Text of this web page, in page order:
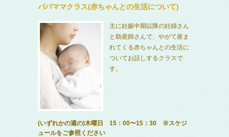
パパママクラス(赤ちゃんとの生活について)
主に妊娠中期以降の妊婦さん
と助産師さんで、やがて産ま
れてくる赤ちゃんとの生活に
ついてお話しするクラスで
す。
(いずれかの週の)木曜日 15：00〜15：30 ※スケジ
ュールをご参照ください